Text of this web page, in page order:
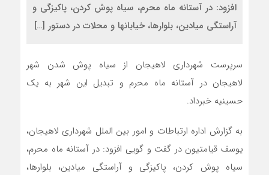
افزود: در آستانه ماه محرم، سیاه پوش کردن، پاکیزگی و
آراستگی میادین، بلوارها، خیابانها و محلات در دستور […]
سرپرست شهرداری لاهیجان از سیاه پوش شدن شهر
لاهیجان در آستانه ماه محرم و تبدیل این شهر به یک
حسینیه خبرداد.
به گزارش اداره ارتباطات و امور بین الملل شهرداری لاهیجان،
یوسف قیامتیون در گفت و گویی افزود: در آستانه ماه محرم،
سیاه پوش کردن، پاکیزگی و آراستگی میادین، بلوارها،